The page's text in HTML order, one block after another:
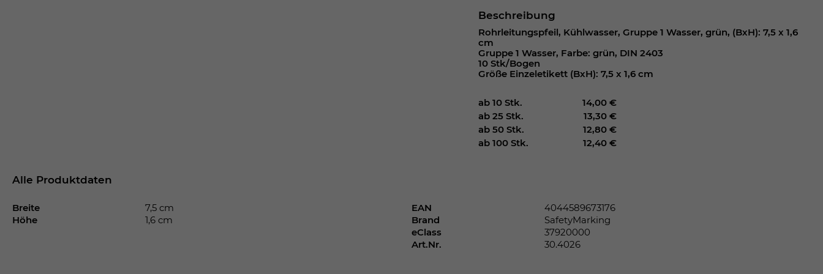
Beschreibung
Rohrleitungspfeil, Kühlwasser, Gruppe 1 Wasser, grün, (BxH): 7,5 x 1,6
cm
Gruppe 1 Wasser, Farbe: grün, DIN 2403
10 Stk/Bogen
Größe Einzeletikett (BxH): 7,5 x 1,6 cm
ab 10 Stk.
14,00 €
ab 25 Stk.
13,30 €
ab 50 Stk.
12,80 €
ab 100 Stk.
12,40 €
Alle Produktdaten
Breite
7,5 cm
Höhe
1,6 cm
EAN
4044589673176
Brand
SafetyMarking
eClass
37920000
Art.Nr.
30.4026
Dieses Cookie wird verwendet, um Ihre
Cookie-Einstellungen für diese Website zu